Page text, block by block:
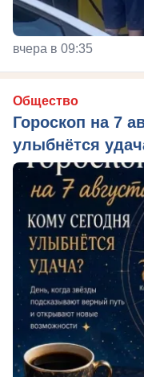
вчера в 09:35
Общество
Гороскоп на 7
улыбнётся